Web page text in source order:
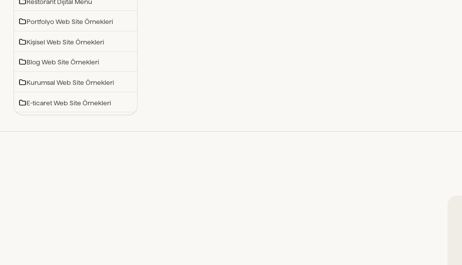
Portfolyo Web Site Örnekleri
Kişisel Web Site Örnekleri
Blog Web Site Örnekleri
Kurumsal Web Site Örnekleri
E-ticaret Web Site Örnekleri